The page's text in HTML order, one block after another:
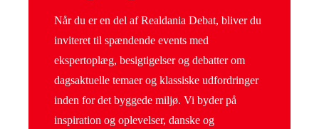
Når du er en del af Realdania Debat, bliver du
inviteret til spændende events med
ekspertoplæg, besigtigelser og debatter om
dagsaktuelle temaer og klassiske udfordringer
inden for det byggede miljø. Vi byder på
inspiration og oplevelser, danske og